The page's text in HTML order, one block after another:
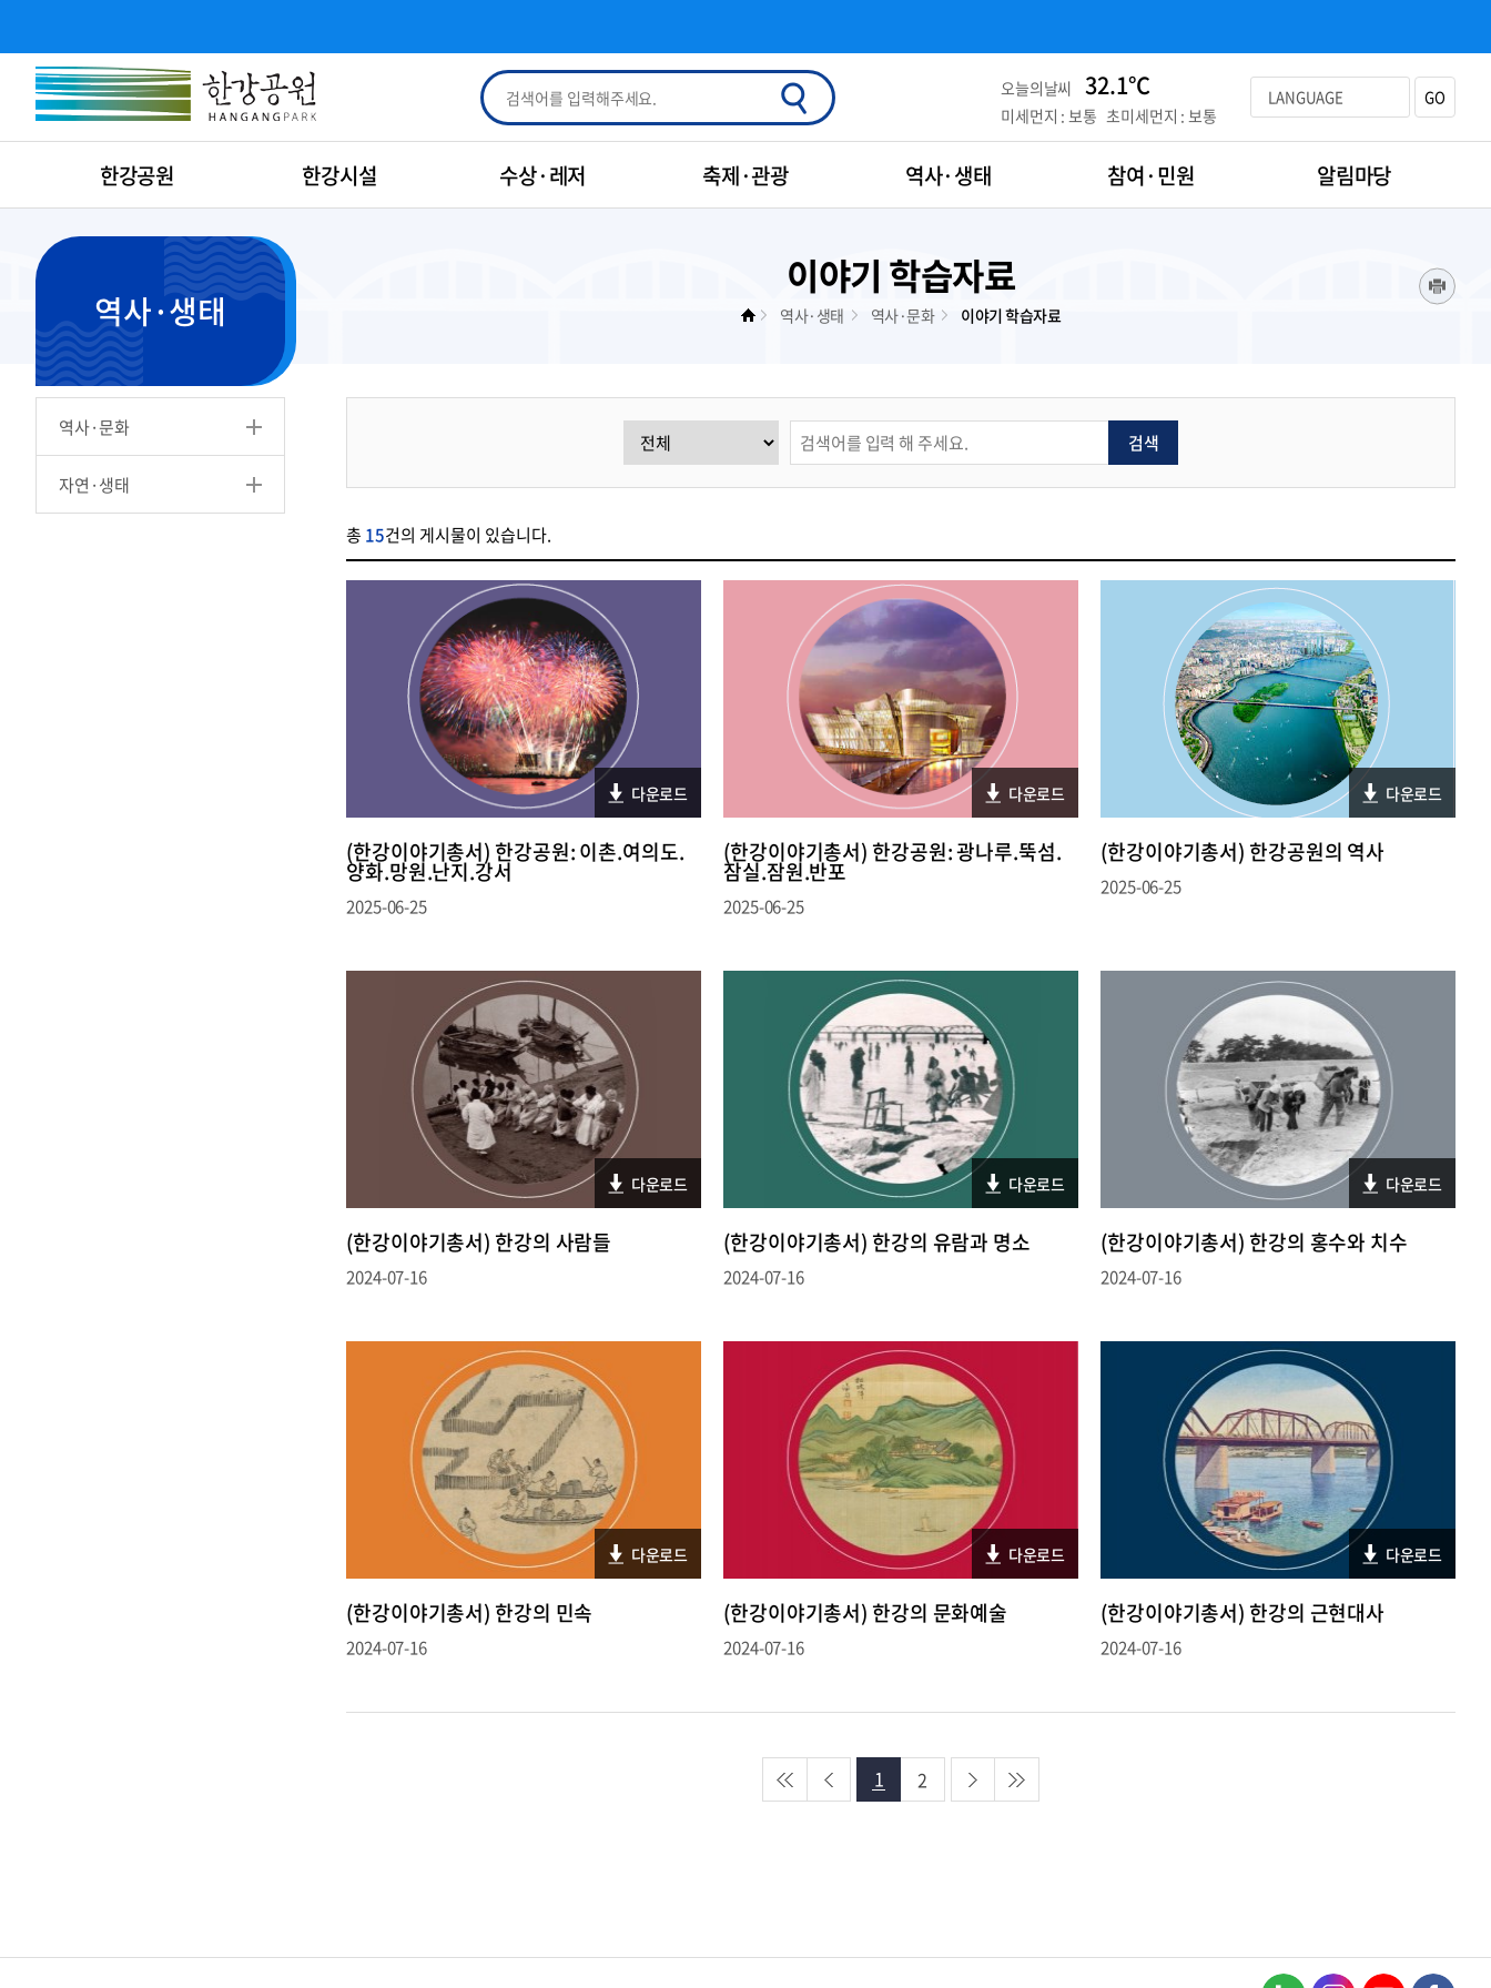
오늘의날씨 32.1℃
미세먼지 : 보통 초미세먼지 : 보통
LANGUAGE GO
한강공원 한강시설 수상·레저 축제·관광 역사·생태 참여·민원 알림마당
역사·생태
역사·문화
자연·생태
이야기 학습자료
역사·생태 역사·문화 이야기 학습자료
검색
총 15건의 게시물이 있습니다.
다운로드
(한강이야기총서) 한강공원: 이촌.여의도.
양화.망원.난지.강서
2025-06-25
다운로드
(한강이야기총서) 한강공원: 광나루.뚝섬.
잠실.잠원.반포
2025-06-25
다운로드
(한강이야기총서) 한강공원의 역사
2025-06-25
다운로드
(한강이야기총서) 한강의 사람들
2024-07-16
다운로드
(한강이야기총서) 한강의 유람과 명소
2024-07-16
다운로드
(한강이야기총서) 한강의 홍수와 치수
2024-07-16
다운로드
(한강이야기총서) 한강의 민속
2024-07-16
다운로드
(한강이야기총서) 한강의 문화예술
2024-07-16
다운로드
(한강이야기총서) 한강의 근현대사
2024-07-16
1 2